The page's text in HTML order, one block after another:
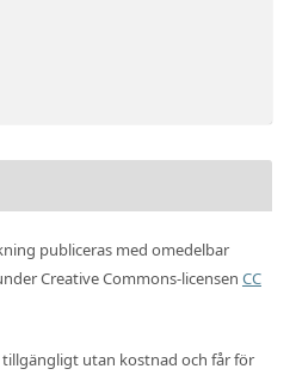
publiceras med omedelbar
Creative Commons-licensen CC
utan kostnad och får för